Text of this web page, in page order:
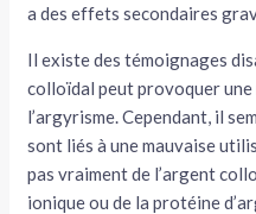
a des effets secondaires
Il existe des témoignages
colloïdal peut provoquer
l’argyrisme. Cependant, il
sont liés à une mauvaise
pas vraiment de l’argent
ionique ou de la protéine